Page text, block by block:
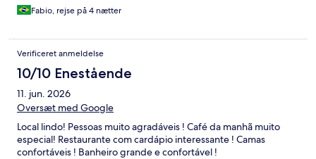
Fabio, rejse på 4 nætter
Verificeret anmeldelse
10/10 Enestående
11. jun. 2026
Oversæt med Google
Local lindo! Pessoas muito agradáveis ! Café da manhã muito
especial! Restaurante com cardápio interessante ! Camas
confortáveis ! Banheiro grande e confortável !